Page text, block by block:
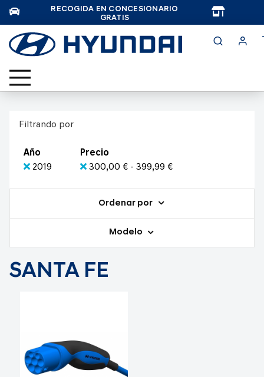
RECOGIDA EN CONCESIONARIO
GRATIS
Filtrando por
Año
2019
Precio
300,00 € - 399,99 €
Ordenar por
Modelo
SANTA FE